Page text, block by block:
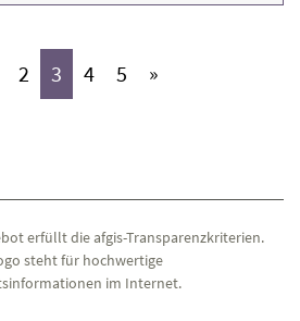
(aktiv)
2 (aktiv)
3 (aktiv)
4(aktiv)
5 (aktiv)
»
erfüllt die afgis-Transparenzkriterien.
steht für hochwertige
im Internet.